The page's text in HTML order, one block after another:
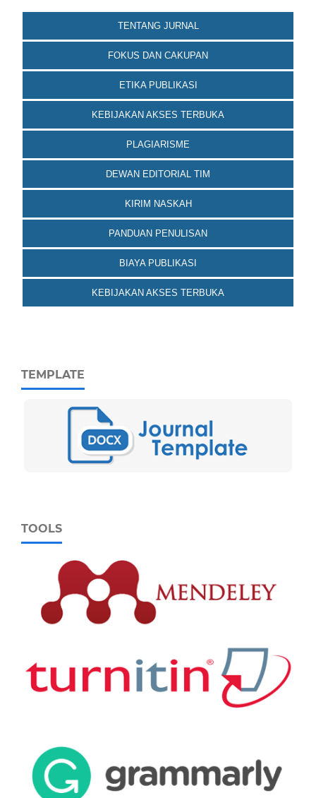
TENTANG JURNAL
FOKUS DAN CAKUPAN
ETIKA PUBLIKASI
KEBIJAKAN AKSES TERBUKA
PLAGIARISME
DEWAN EDITORIAL TIM
KIRIM NASKAH
PANDUAN PENULISAN
BIAYA PUBLIKASI
KEBIJAKAN AKSES TERBUKA
TEMPLATE
TOOLS